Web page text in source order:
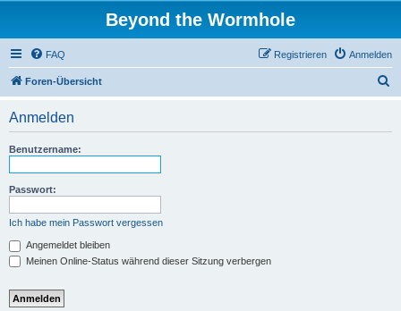
Beyond the Wormhole
FAQ Anmelden
Registrieren
Foren-Übersicht
Anmelden
Benutzername:
Passwort:
Ich habe mein Passwort vergessen
Angemeldet bleiben
Meinen Online-Status während dieser Sitzung verbergen